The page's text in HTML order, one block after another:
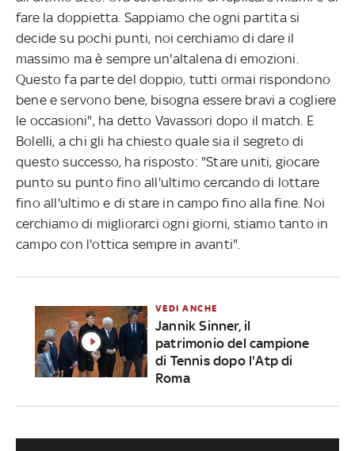
fare la doppietta. Sappiamo che ogni partita si
decide su pochi punti, noi cerchiamo di dare il
massimo ma è sempre un'altalena di emozioni.
Questo fa parte del doppio, tutti ormai rispondono
bene e servono bene, bisogna essere bravi a cogliere
le occasioni", ha detto Vavassori dopo il match. E
Bolelli, a chi gli ha chiesto quale sia il segreto di
questo successo, ha risposto: "Stare uniti, giocare
punto su punto fino all'ultimo cercando di lottare
fino all'ultimo e di stare in campo fino alla fine. Noi
cerchiamo di migliorarci ogni giorni, stiamo tanto in
campo con l'ottica sempre in avanti".
VEDI ANCHE
Jannik Sinner, il
patrimonio del campione
di Tennis dopo l'Atp di
Roma